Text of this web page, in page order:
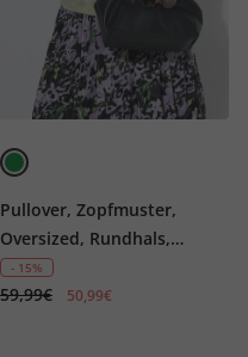
Pullover, Zopfmuster,
Oversized, Rundhals,
Langarm
- 15%
59,99€ 50,99€